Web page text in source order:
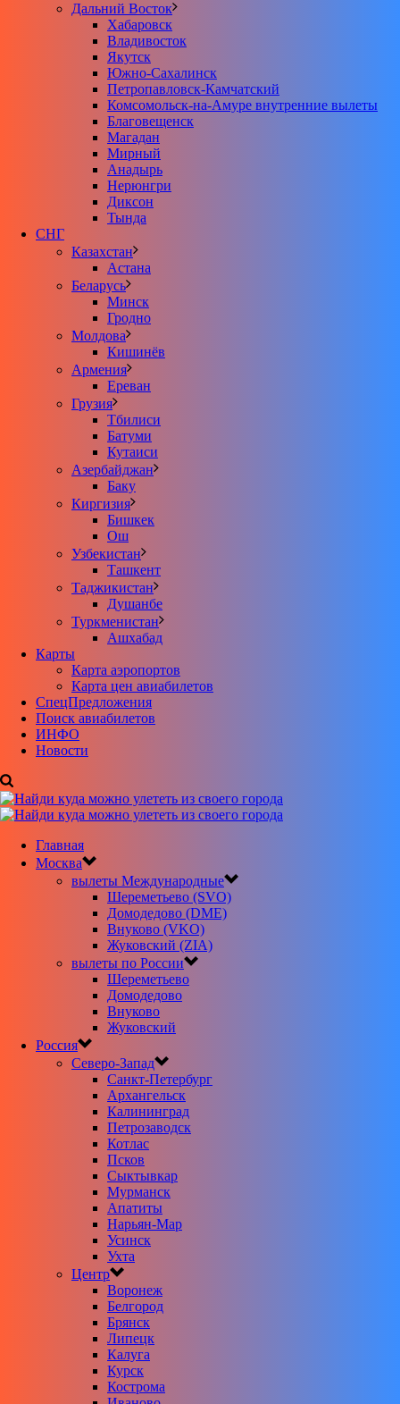
Дальний Восток
Хабаровск
Владивосток
Якутск
Южно-Сахалинск
Петропавловск-Камчатский
Комсомольск-на-Амуре внутренние вылеты
Благовещенск
Магадан
Мирный
Анадырь
Нерюнгри
Диксон
Тында
СНГ
Казахстан
Астана
Беларусь
Минск
Гродно
Молдова
Кишинёв
Армения
Ереван
Грузия
Тбилиси
Батуми
Кутаиси
Азербайджан
Баку
Киргизия
Бишкек
Ош
Узбекистан
Ташкент
Таджикистан
Душанбе
Туркменистан
Ашхабад
Карты
Карта аэропортов
Карта цен авиабилетов
CпецПредложения
Поиск авиабилетов
ИНФО
Новости
Главная
Москва
вылеты Международные
Шереметьево (SVO)
Домодедово (DME)
Внуково (VKO)
Жуковский (ZIA)
вылеты по России
Шереметьево
Домодедово
Внуково
Жуковский
Россия
Северо-Запад
Санкт-Петербург
Архангельск
Калининград
Петрозаводск
Котлас
Псков
Сыктывкар
Мурманск
Апатиты
Нарьян-Мар
Усинск
Ухта
Центр
Воронеж
Белгород
Брянск
Липецк
Калуга
Курск
Кострома